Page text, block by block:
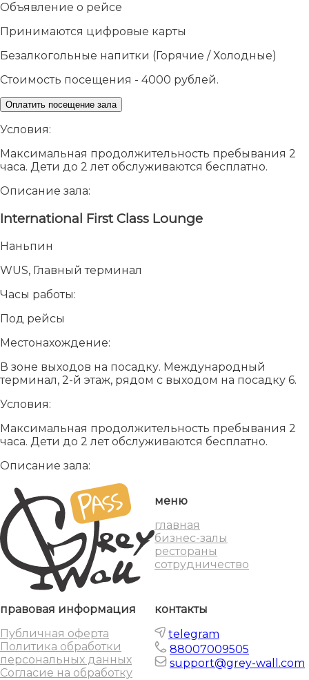
Объявление о рейсе
Принимаются цифровые карты
Безалкогольные напитки (Горячие / Холодные)
Стоимость посещения - 4000 рублей.
Оплатить посещение зала
Условия:
Максимальная продолжительность пребывания 2
часа. Дети до 2 лет обслуживаются бесплатно.
Описание зала:
International First Class Lounge
Наньпин
WUS, Главный терминал
Часы работы:
Под рейсы
Местонахождение:
В зоне выходов на посадку. Международный
терминал, 2-й этаж, рядом с выходом на посадку 6.
Условия:
Максимальная продолжительность пребывания 2
часа. Дети до 2 лет обслуживаются бесплатно.
Описание зала:
меню
главная
бизнес-залы
рестораны
сотрудничество
правовая информация
Публичная оферта
Политика обработки
персональных данных
Согласие на обработку
контакты
telegram
88007009505
support@grey-wall.com